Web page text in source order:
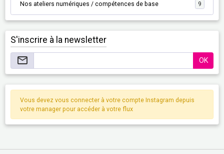
Nos ateliers numériques / compétences de base 9
S'inscrire à la newsletter
OK
Vous devez vous connecter à votre compte Instagram depuis
votre manager pour accéder à votre flux